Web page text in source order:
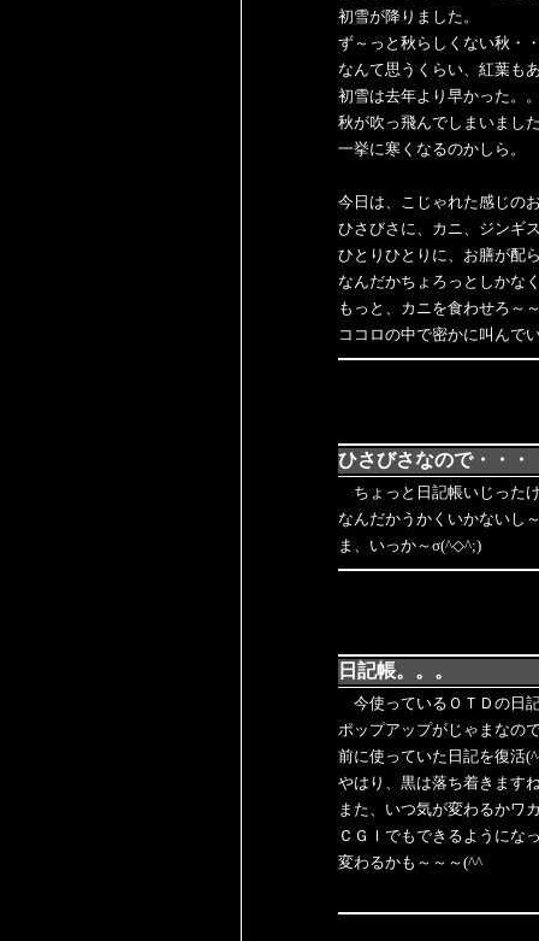
初雪が降りました。
ず～っと秋らしくない秋・
なんて思うくらい、紅葉も
初雪は去年より早かった。
秋が吹っ飛んでしまいまし
一挙に寒くなるのかしら。
今日は、こじゃれた感じの
ひさびさに、カニ、ジンギ
ひとりひとりに、お膳が配
なんだかちょろっとしかな
もっと、カニを食わせろ～
ココロの中で密かに叫んで
ひさびさなので・・・
ちょっと日記帳いじった
なんだかうかくいかないし
ま、いっか～σ(^◇^;)
日記帳。。。
今使っているＯＴＤの日
ポップアップがじゃまなの
前に使っていた日記を復活
やはり、黒は落ち着きます
また、いつ気が変わるかワ
ＣＧＩでもできるようにな
変わるかも～～～(^^ゞ